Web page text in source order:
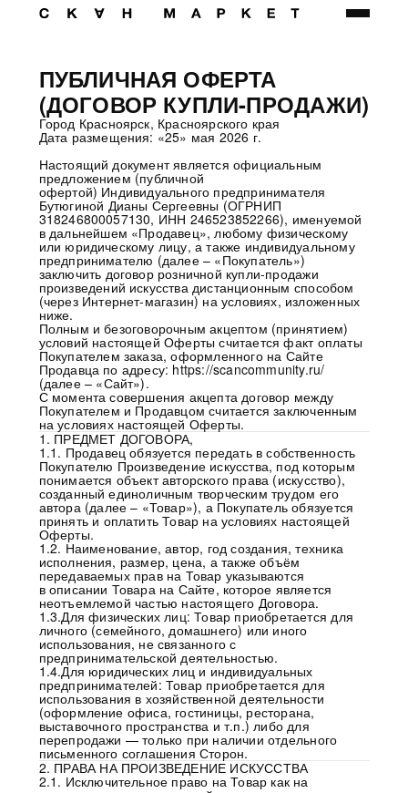
ПУБЛИЧНАЯ ОФЕРТА
(ДОГОВОР КУПЛИ-ПРОДАЖИ)
Город Красноярск, Красноярского края
Дата размещения: «25» мая 2026 г.
Настоящий документ является официальным
предложением (публичной
офертой) Индивидуального предпринимателя
Бутюгиной Дианы Сергеевны (ОГРНИП
318246800057130, ИНН 246523852266), именуемой
в дальнейшем «Продавец», любому физическому
или юридическому лицу, а также индивидуальному
предпринимателю (далее – «Покупатель»)
заключить договор розничной купли-продажи
произведений искусства дистанционным способом
(через Интернет-магазин) на условиях, изложенных
ниже.
Полным и безоговорочным акцептом (принятием)
условий настоящей Оферты считается факт оплаты
Покупателем заказа, оформленного на Сайте
Продавца по адресу: https://scancommunity.ru/
(далее – «Сайт»).
С момента совершения акцепта договор между
Покупателем и Продавцом считается заключенным
на условиях настоящей Оферты.
1. ПРЕДМЕТ ДОГОВОРА,
1.1. Продавец обязуется передать в собственность
Покупателю Произведение искусства, под которым
понимается объект авторского права (искусство),
созданный единоличным творческим трудом его
автора (далее – «Товар»), а Покупатель обязуется
принять и оплатить Товар на условиях настоящей
Оферты.
1.2. Наименование, автор, год создания, техника
исполнения, размер, цена, а также объём
передаваемых прав на Товар указываются
в описании Товара на Сайте, которое является
неотъемлемой частью настоящего Договора.
1.3.Для физических лиц: Товар приобретается для
личного (семейного, домашнего) или иного
использования, не связанного с
предпринимательской деятельностью.
1.4.Для юридических лиц и индивидуальных
предпринимателей: Товар приобретается для
использования в хозяйственной деятельности
(оформление офиса, гостиницы, ресторана,
выставочного пространства и т.п.) либо для
перепродажи — только при наличии отдельного
письменного соглашения Сторон.
2. ПРАВА НА ПРОИЗВЕДЕНИЕ ИСКУССТВА
2.1. Исключительное право на Товар как на